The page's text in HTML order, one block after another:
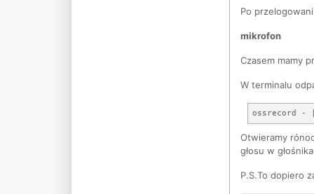
Po
mikrofon
Czasem mamy
W terminalu
Otwieramy
głosu w
P.S.To dopiero